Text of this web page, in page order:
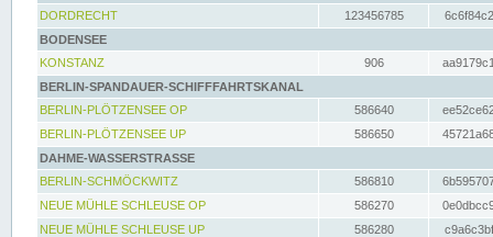
DORDRECHT
123456785
BODENSEE
KONSTANZ
906
BERLIN-SPANDAUER-SCHIFFFAHRTSKANAL
BERLIN-PLÖTZENSEE OP
586640
BERLIN-PLÖTZENSEE UP
586650
DAHME-WASSERSTRASSE
BERLIN-SCHMÖCKWITZ
586810
NEUE MÜHLE SCHLEUSE OP
586270
NEUE MÜHLE SCHLEUSE UP
586280